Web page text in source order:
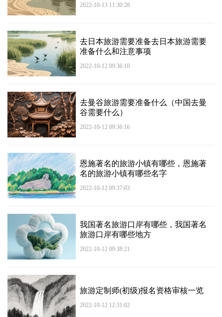
2022-10-13 11:30:28
去日本旅游需要准备去日本旅游需要
准备什么和注意事项
2022-10-12 09:36:10
去曼谷旅游需要准备什么（中国去曼
谷需要什么）
2022-10-12 09:36:16
恩施著名的旅游小镇有哪些，恩施著
名的旅游小镇有哪些名字
2022-10-12 09:37:03
我国著名旅游口岸有哪些，我国著名
旅游口岸有哪些地方
2022-10-12 09:38:21
旅游定制师(初级)报名资格审核一览
2022-10-12 12:31:02